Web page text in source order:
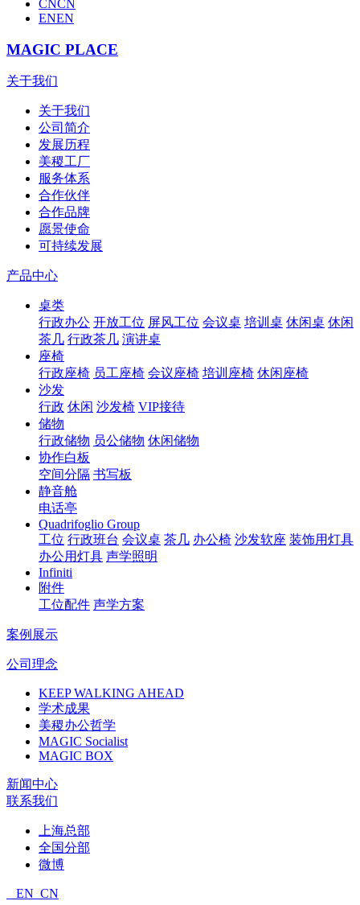
CNCN
ENEN
MAGIC PLACE
关于我们
关于我们
公司简介
发展历程
美稷工厂
服务体系
合作伙伴
合作品牌
愿景使命
可持续发展
产品中心
桌类
行政办公 开放工位 屏风工位 会议桌 培训桌 休闲桌 休闲
茶几 行政茶几 演讲桌
座椅
行政座椅 员工座椅 会议座椅 培训座椅 休闲座椅
沙发
行政 休闲 沙发椅 VIP接待
储物
行政储物 员公储物 休闲储物
协作白板
空间分隔 书写板
静音舱
电话亭
Quadrifoglio Group
工位 行政班台 会议桌 茶几 办公椅 沙发软座 装饰用灯具
办公用灯具 声学照明
Infiniti
附件
工位配件 声学方案
案例展示
公司理念
KEEP WALKING AHEAD
学术成果
美稷办公哲学
MAGIC Socialist
MAGIC BOX
新闻中心
联系我们
上海总部
全国分部
微博
EN CN